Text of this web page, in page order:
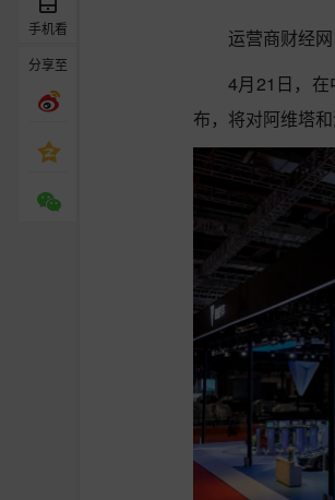
手机看
分享至
运营商财经
4月21日，
布，将对阿维塔